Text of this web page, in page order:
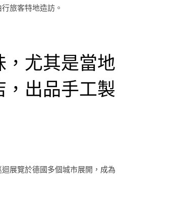
旅客特地造訪。
尤其是當地
出品手工製
展覽於德國多個城市展開，成為